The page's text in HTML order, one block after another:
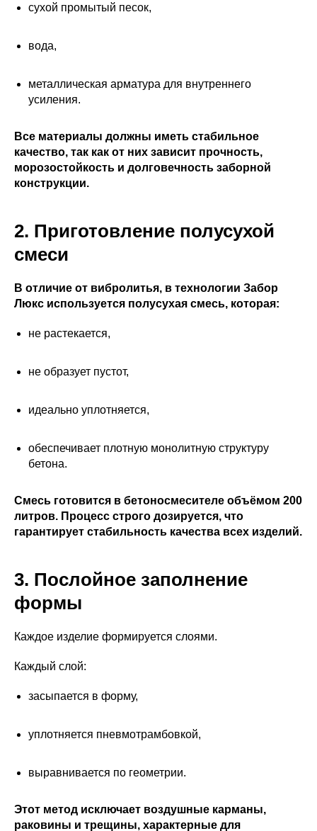
сухой промытый песок,
вода,
металлическая арматура для внутреннего
усиления.
Все материалы должны иметь стабильное
качество, так как от них зависит прочность,
морозостойкость и долговечность заборной
конструкции.
2. Приготовление полусухой
смеси
В отличие от вибролитья, в технологии Забор
Люкс используется полусухая смесь, которая:
не растекается,
не образует пустот,
идеально уплотняется,
обеспечивает плотную монолитную структуру
бетона.
Смесь готовится в бетоносмесителе объёмом 200
литров. Процесс строго дозируется, что
гарантирует стабильность качества всех изделий.
3. Послойное заполнение
формы
Каждое изделие формируется слоями.
Каждый слой:
засыпается в форму,
уплотняется пневмотрамбовкой,
выравнивается по геометрии.
Этот метод исключает воздушные карманы,
раковины и трещины, характерные для